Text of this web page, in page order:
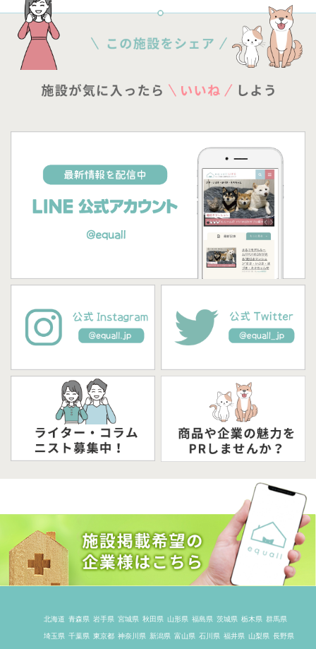
北海道 青森県 岩手県 宮城県 秋田県 山形県 福島県 茨城県 栃木県 群馬県
埼玉県 千葉県 東京都 神奈川県 新潟県 富山県 石川県 福井県 山梨県 長野県